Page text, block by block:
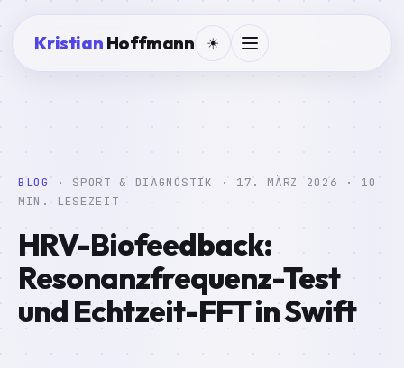
Kristian Hoffmann ☀
BLOG · SPORT & DIAGNOSTIK · 17. MÄRZ 2026 · 10
MIN. LESEZEIT
HRV-Biofeedback:
Resonanzfrequenz-Test
und Echtzeit-FFT in Swift